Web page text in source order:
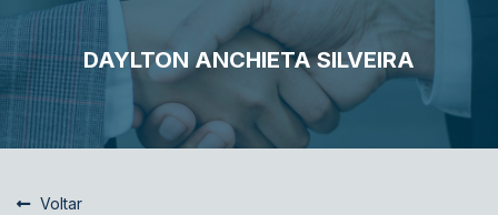
DAYLTON ANCHIETA SILVEIRA
Voltar